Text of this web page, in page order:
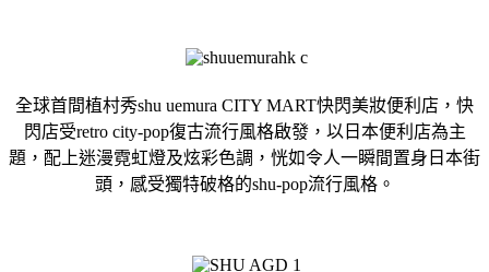
全球首間植村秀shu uemura CITY MART快閃美妝便利店，快
閃店受retro city-pop復古流行風格啟發，以日本便利店為主
題，配上迷漫霓虹燈及炫彩色調，恍如令人一瞬間置身日本街
頭，感受獨特破格的shu-pop流行風格。